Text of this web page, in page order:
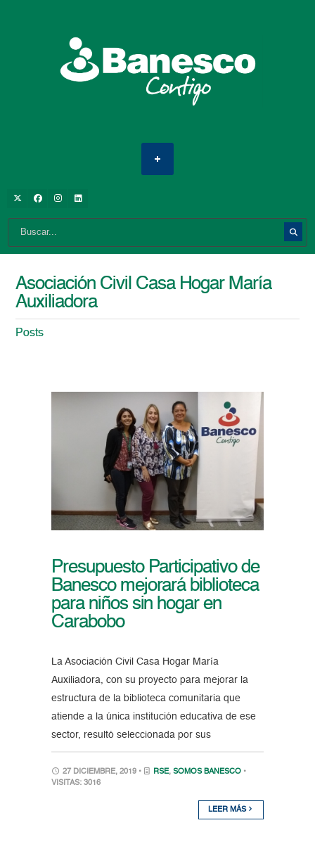
Asociación Civil Casa Hogar María
Auxiliadora
Posts
Presupuesto Participativo de
Banesco mejorará biblioteca
para niños sin hogar en
Carabobo
La Asociación Civil Casa Hogar María
Auxiliadora, con su proyecto para mejorar la
estructura de la biblioteca comunitaria que
atiende a la única institución educativa de ese
sector, resultó seleccionada por sus
27 DICIEMBRE, 2019 • RSE, SOMOS BANESCO •
VISITAS: 3016
LEER MÁS